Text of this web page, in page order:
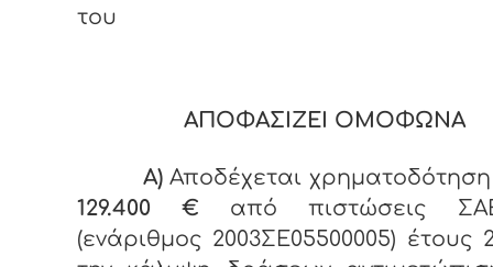
του
ΑΠΟΦΑΣΙΖΕΙ ΟΜΟΦΩΝΑ
Α)Αποδέχεται
129.400 € από πιστώσεις
(ενάριθμος 2003ΣΕ05500005) έτους